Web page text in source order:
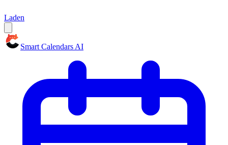
Laden
Smart Calendars AI